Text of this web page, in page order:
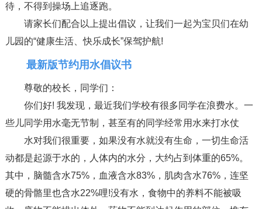
待，不得到操场上追逐跑。
请家长们配合以上提出倡议，让我们一起为宝贝们在幼
儿园的“健康生活、快乐成长”保驾护航!
最新版节约用水倡议书
尊敬的校长，同学们：
你们好! 我发现，最近我们学校有很多同学在浪费水。一
些儿同学用水毫无节制，甚至有的同学经常用水来打水仗
水对我们很重要，如果没有水就没有生命，一切生命活
动都是起源于水的，人体内的水分，大约占到体重的65%。
其中，脑髓含水75%，血液含水83%，肌肉含水76%，连坚
硬的骨骼里也含水22%哩!没有水，食物中的养料不能被吸